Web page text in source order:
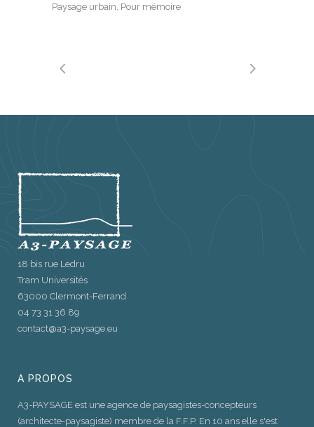
Paysage urbain, Pour mémoire
18 bis rue Ledru
Tram Universités
63000 Clermont-Ferrand
04 73 31 36 89
contact@a3-paysage.eu
A PROPOS
A3-PAYSAGE est une agence de paysagistes-concepteurs
(architecte-paysagiste) membre de la F.F.P. En 10 ans elle s'est